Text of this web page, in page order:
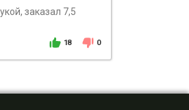
заказал 7,5
18 0